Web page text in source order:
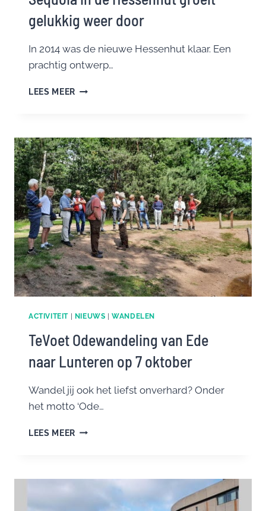
gelukkig weer door
In 2014 was de nieuwe Hessenhut klaar. Een
prachtig ontwerp…
LEES MEER SEQUOIA
GROEIT
GELUKKIG
WEER
DOOR
ACTIVITEIT| NIEUWS |WANDELEN
TeVoet Odewandeling van Ede
naar Lunteren op 7 oktober
Wandel jij ook het liefst onverhard? Onder
het motto ‘Ode…
LEES MEER TEVOET
NAAR
LUNTEREN